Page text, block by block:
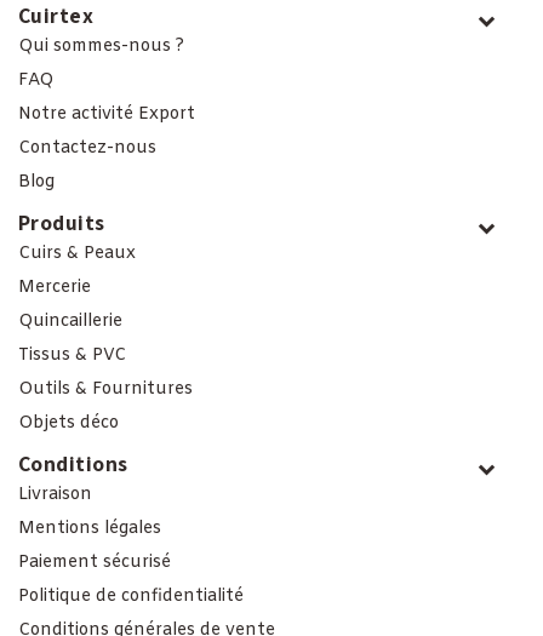
Cuirtex
Qui sommes-nous ?
FAQ
Notre activité Export
Contactez-nous
Blog
Produits
Cuirs & Peaux
Mercerie
Quincaillerie
Tissus & PVC
Outils & Fournitures
Objets déco
Conditions
Livraison
Mentions légales
Paiement sécurisé
Politique de confidentialité
Conditions générales de vente